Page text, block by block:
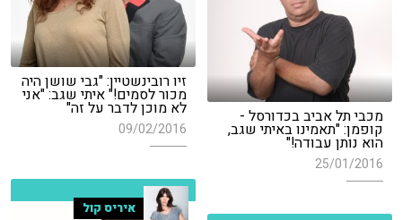
זיו רובינשטיין: "גבי שושן היה
מכור לסמים!" איתי שגב: "אני
לא מוכן לדבר על זה"
09/02/2016
מכבי תל אביב בכדורסל -
קופמן: "תאמינו באיתי שגב,
הוא נותן עבודה!"
25/01/2016
איריס קול